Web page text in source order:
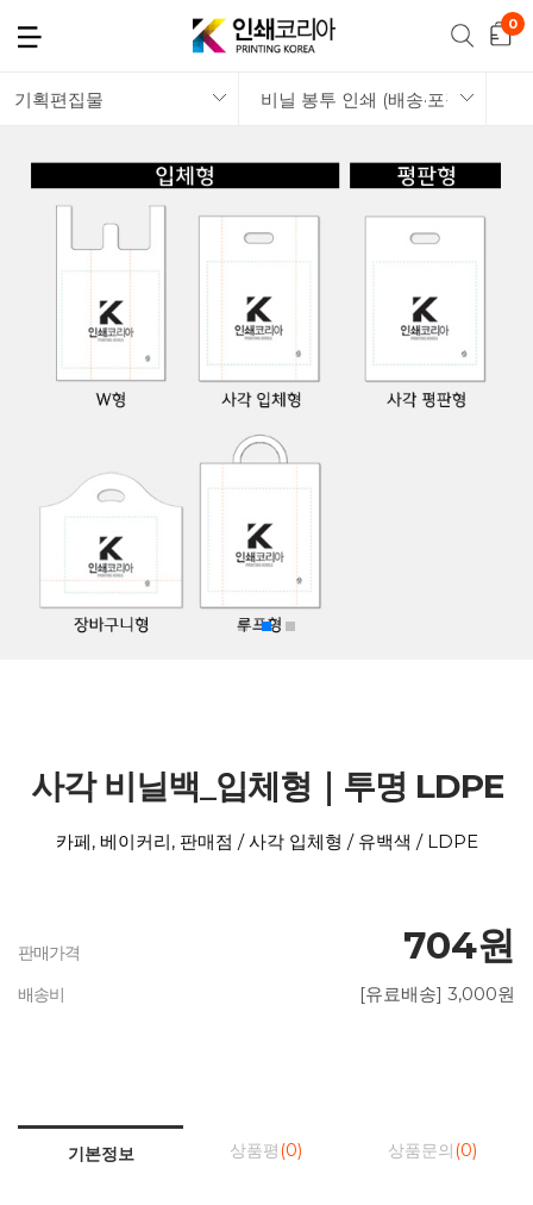
기획편집물 비닐 봉투 인쇄 (배송·포장)
사각 비닐백_입체형｜투명 LDPE
카페, 베이커리, 판매점 / 사각 입체형 / 유백색 / LDPE
판매가격 704원
배송비 [유료배송] 3,000원
기본정보 상품평 (0) 상품문의 (0)